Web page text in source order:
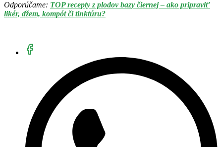
Odporúčame: ​ TOP recepty z plodov bazy čiernej – ako pripraviť
likér, džem, kompót či tinktúru?